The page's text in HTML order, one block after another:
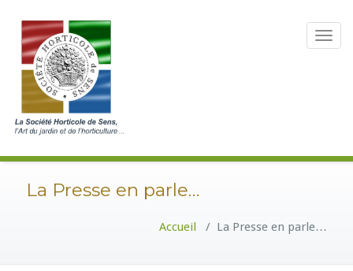
Toggle
La Presse en parle…
Accueil / La Presse en parle…